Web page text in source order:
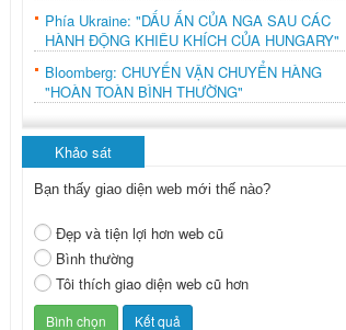
Phía Ukraine: "DẤU ẤN CỦA NGA SAU CÁC
HÀNH ĐỘNG KHIÊU KHÍCH CỦA HUNGARY"
Bloomberg: CHUYẾN VẬN CHUYỂN HÀNG
"HOÀN TOÀN BÌNH THƯỜNG"
Khảo sát
Bạn thấy giao diện web mới thế nào?
Đẹp và tiện lợi hơn web cũ
Bình thường
Tôi thích giao diện web cũ hơn